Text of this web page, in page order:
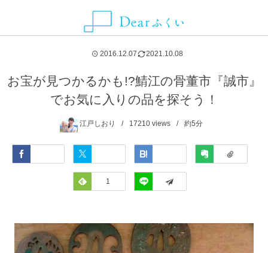
2016.12.07 2021.10.08
お宝が見つかるかも!?鯖江の骨董市『誠市』
でお気に入りの品を探そう！
江戸しおり 17210views 約5分
Evernote
Feedly
1 LINE
レジャー・アクティビティ
自然・風景
お土産
池田町
越前町
Dearふくいへの広告掲載について
プライバシーポリシー
Yahoo!ライフマガジン